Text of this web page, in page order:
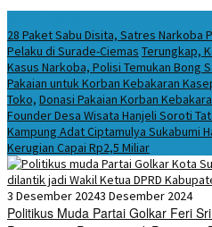
28 Paket Sabu Disita, Satres Narkoba
Pelaku di Surade-Ciemas Terungkap,
Kasus Narkoba, Polisi Temukan Bong
Pakaian untuk Korban Kebakaran
Toko, Donasi Pakaian Korban
Founder Desa Wisata Hanjeli Soroti
Kampung Adat Ciptamulya Sukabumi
Kerugian Capai Rp2,5 Miliar
3 Desember 20243 Desember 2024
Politikus Muda Partai Golkar Feri